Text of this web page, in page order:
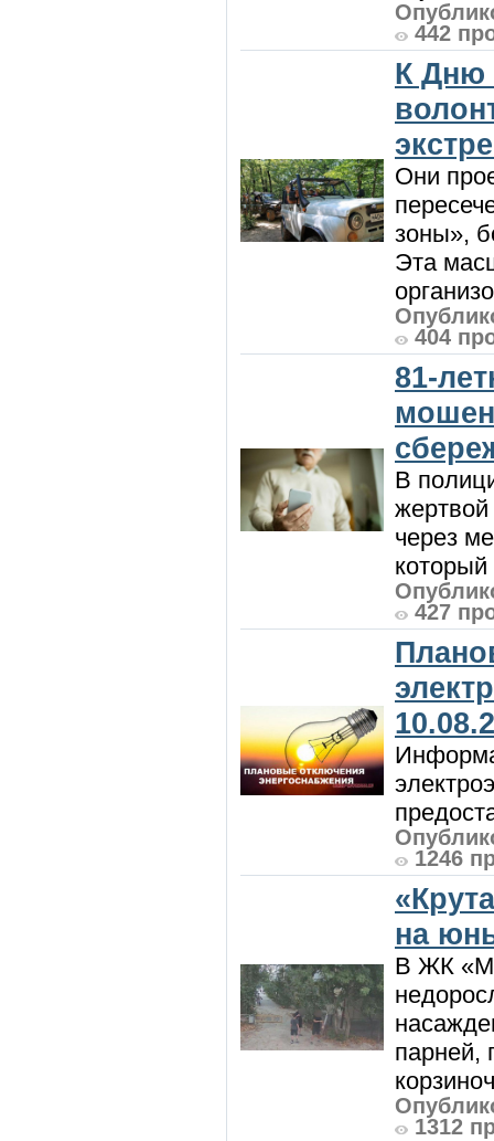
442
К Дню
Они
зоны»,
Эта
404
81-
В
через
который
427
1246
на
В ЖК
парней,
1312